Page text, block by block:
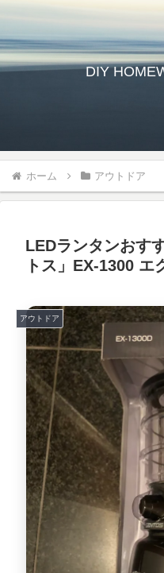
DIY
ホーム アウトドア
LEDランタンおす
トス」EX-1300 エ
アウトドア